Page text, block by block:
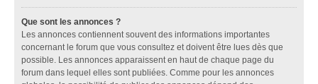
Que sont les annonces ?
Les annonces contiennent souvent des informations importantes
concernant le forum que vous consultez et doivent être lues dès que
possible. Les annonces apparaissent en haut de chaque page du
forum dans lequel elles sont publiées. Comme pour les annonces